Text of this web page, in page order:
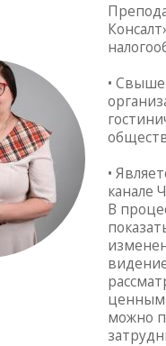
• Свыше
•
канале
В
ценным
можно